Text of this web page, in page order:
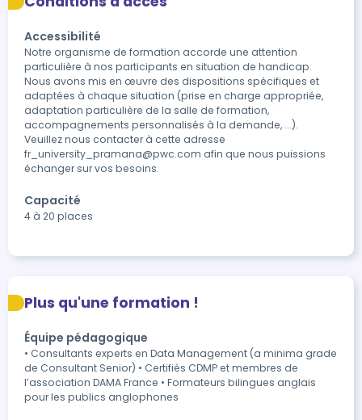
Accessibilité
Notre organisme de formation accorde une attention
particulière à nos participants en situation de handicap.
Nous avons mis en œuvre des dispositions spécifiques et
adaptées à chaque situation (prise en charge appropriée,
adaptation particulière de la salle de formation,
accompagnements personnalisés à la demande, ...).
Veuillez nous contacter à cette adresse
fr_university_pramana@pwc.com afin que nous puissions
échanger sur vos besoins.
Capacité
4 à 20 places
Plus qu'une formation !
Équipe pédagogique
• Consultants experts en Data Management (a minima grade
de Consultant Senior) • Certifiés CDMP et membres de
l’association DAMA France • Formateurs bilingues anglais
pour les publics anglophones